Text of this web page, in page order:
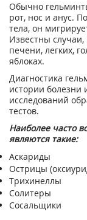
Обычно
рот, нос и анус.
тела, он
Известны случаи,
печени, легких,
яблоках.
Диагностика
истории болезни
исследований
тестов.
Наиболее часто
являются такие:
Аскариды
Острицы
Трихинеллы
Солитеры
Сосальщики